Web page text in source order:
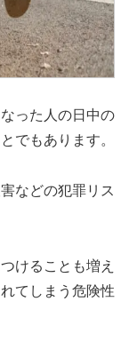
った人の日中の
でもあります。
などの犯罪リス
けることも増え
てしまう危険性